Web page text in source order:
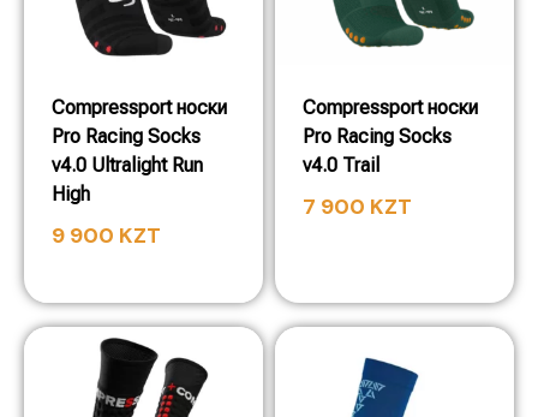
Compressport носки
Pro Racing Socks
v4.0 Ultralight Run
High
9 900 KZT
Compressport носки
Pro Racing Socks
v4.0 Trail
7 900 KZT